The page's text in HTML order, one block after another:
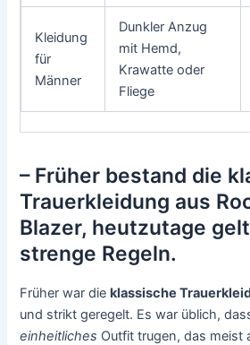
Kleidung
für
Männer
Dunkler Anzug
mit Hemd,
Krawatte oder
Fliege
– Früher bestand die
Trauerkleidung aus
Blazer, heutzutage
strenge Regeln.
Früher war dieklassische
und strikt geregelt. Es war üblich,
einheitliches Outfit trugen, das meist